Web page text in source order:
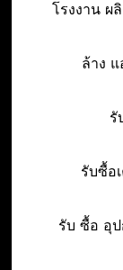
โรงงาน ผ
ล้าง
รั
รับซื้อ
รับ ซื้อ อุป